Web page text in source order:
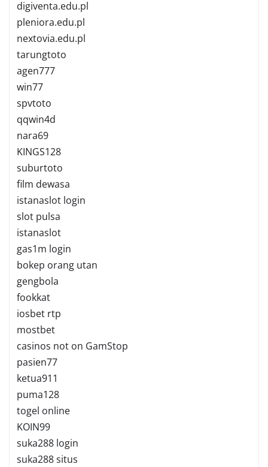
digiventa.edu.pl
pleniora.edu.pl
nextovia.edu.pl
tarungtoto
agen777
win77
spvtoto
qqwin4d
nara69
KINGS128
suburtoto
film dewasa
istanaslot login
slot pulsa
istanaslot
gas1m login
bokep orang utan
gengbola
fookkat
iosbet rtp
mostbet
casinos not on GamStop
pasien77
ketua911
puma128
togel online
KOIN99
suka288 login
suka288 situs